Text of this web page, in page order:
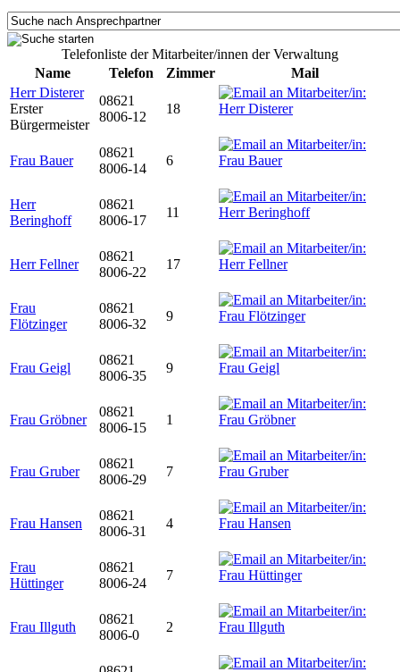
Telefonliste der Mitarbeiter/innen der Verwaltung
Name
Telefon Zimmer
Mail
Herr Disterer
Erster
Bürgermeister
08621
8006-12
18
Frau Bauer
08621
8006-14
6
Herr
Beringhoff
08621
8006-17
11
Herr Fellner
08621
8006-22
17
Frau
Flötzinger
08621
8006-32
9
Frau Geigl
08621
8006-35
9
Frau Gröbner
08621
8006-15
1
Frau Gruber
08621
8006-29
7
Frau Hansen
08621
8006-31
4
Frau
Hüttinger
08621
8006-24
7
Frau Illguth
08621
8006-0
2